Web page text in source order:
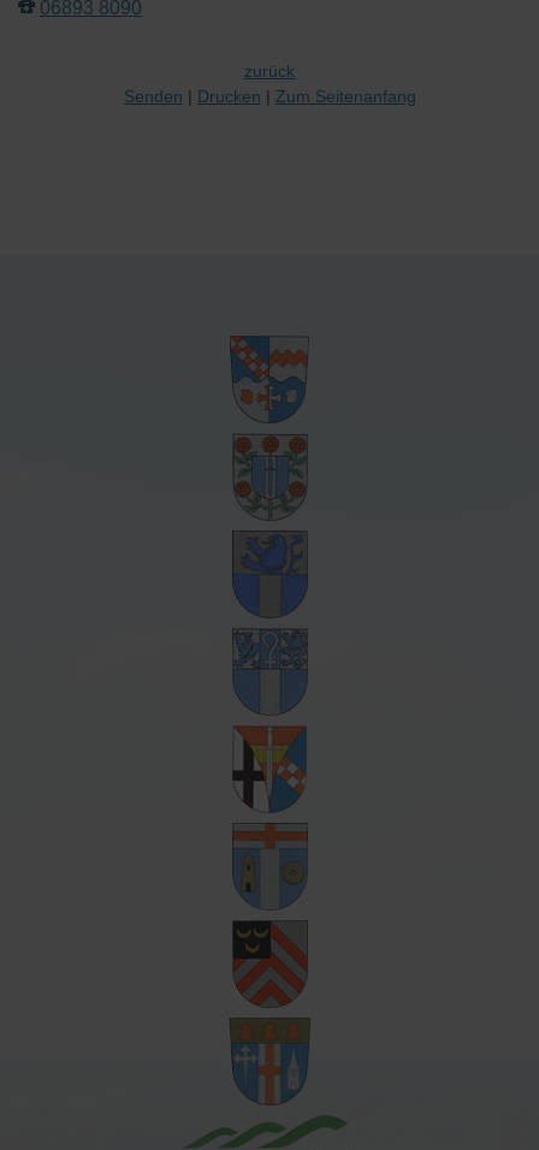
06893 8090
zurück
Senden
Drucken Zum Seitenanfang